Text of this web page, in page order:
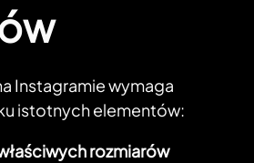
Instagramie wymaga
istotnych elementów:
rozmiarów